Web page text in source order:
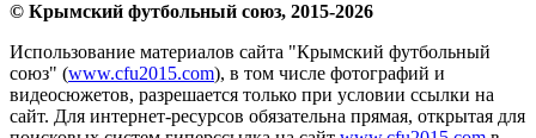
© Крымский футбольный союз, 2015-2026
Использование материалов сайта "Крымский футбольный
союз" (www.cfu2015.com), в том числе фотографий и
видеосюжетов, разрешается только при условии ссылки на
сайт. Для интернет-ресурсов обязательна прямая, открытая для